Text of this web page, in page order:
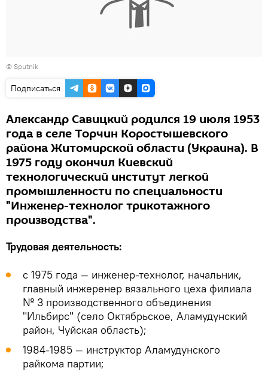
© Sputnik
Подписаться
Александр Савицкий родился 19 июля 1953
года в селе Торчин Коростышевского
района Житомирской области (Украина). В
1975 году окончил Киевский
технологический институт легкой
промышленности по специальности
"Инженер-технолог трикотажного
производства".
Трудовая деятельность:
с 1975 года — инженер-технолог, начальник,
главный инжеренер вязального цеха филиала
№ 3 производственного объединения
"Ильбирс" (село Октябрьское, Аламудунский
район, Чуйская область);
1984-1985 — инструктор Аламудунского
райкома партии;